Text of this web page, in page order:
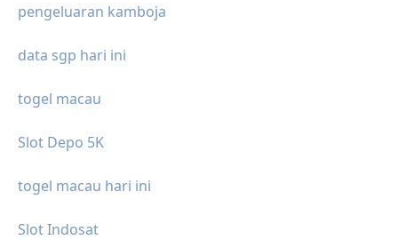
pengeluaran kamboja
data sgp hari ini
togel macau
Slot Depo 5K
togel macau hari ini
Slot Indosat